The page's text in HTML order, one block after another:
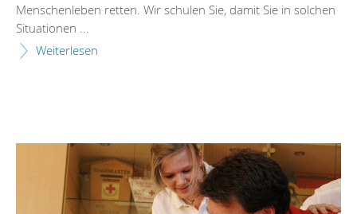
Menschenleben retten. Wir schulen Sie, damit Sie in solchen
Situationen ...
Weiterlesen